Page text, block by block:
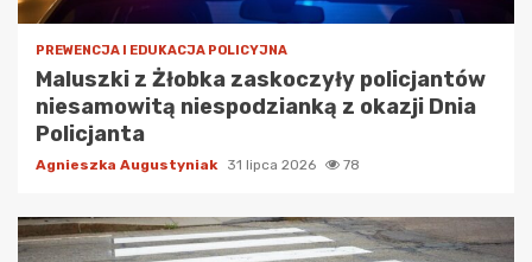
PREWENCJA I EDUKACJA POLICYJNA
Maluszki z Żłobka zaskoczyły policjantów
niesamowitą niespodzianką z okazji Dnia
Policjanta
Agnieszka Augustyniak 31 lipca 2026 78